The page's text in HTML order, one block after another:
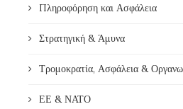
Πληροφόρηση και Ασφάλεια
Στρατηγική & Άμυνα
Τρομοκρατία, Ασφάλεια &
ΕΕ & ΝΑΤΟ